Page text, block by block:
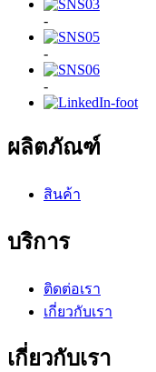
-
-
-
ผลิตภัณฑ์
สินค้า
บริการ
ติดต่อเรา
เกี่ยวกับเรา
เกี่ยวกับเรา